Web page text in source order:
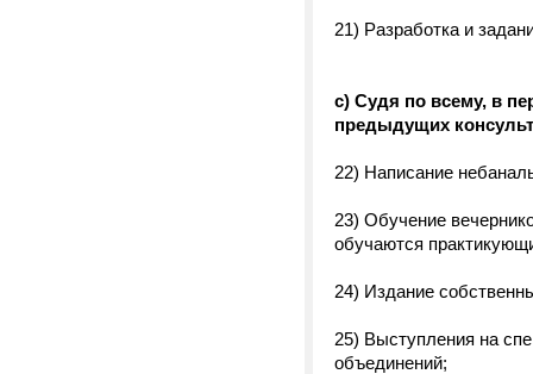
21) Разработка и
с) Судя по всему, в
предыдущих
22) Написание
23) Обучение
обучаются
24) Издание
25) Выступления на
объединений;